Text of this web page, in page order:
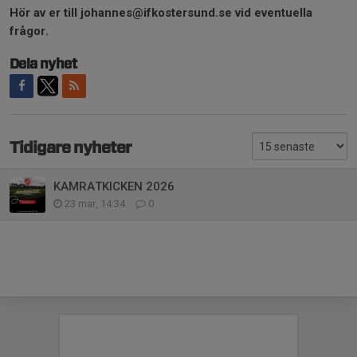
Hör av er till johannes@ifkostersund.se vid eventuella
frågor.
Dela nyhet
Tidigare nyheter
KAMRATKICKEN 2026
23 mar, 14:34 0